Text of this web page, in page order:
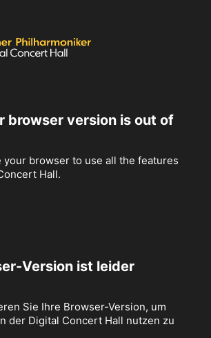
browser version is out of
your browser to use all the features
Hall.
Version ist leider
Sie Ihre Browser-Version, um
der Digital Concert Hall nutzen zu